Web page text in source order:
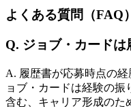
よくある質問（FAQ）
Q. ジョブ・カードは
A. 履歴書が応募時点の
ョブ・カードは経験の
含む、キャリア形成のた